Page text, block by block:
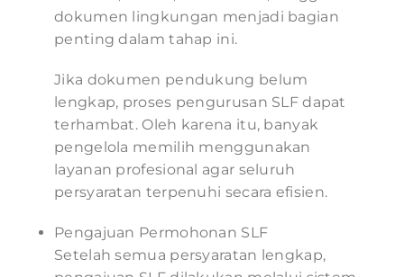
dokumen lingkungan menjadi bagian
penting dalam tahap ini.
Jika dokumen pendukung belum
lengkap, proses pengurusan SLF dapat
terhambat. Oleh karena itu, banyak
pengelola memilih menggunakan
layanan profesional agar seluruh
persyaratan terpenuhi secara efisien.
Pengajuan Permohonan SLF
Setelah semua persyaratan lengkap,